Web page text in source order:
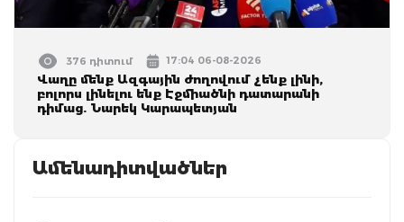
376 դիտում 17:04 06-08-2026
Վաղը մենք Ազգային ժողովում չենք լինի,
բոլորս լինելու ենք Էջմիածնի դատարանի
դիմաց. Նարեկ Կարապետյան
Ամենադիտվածներ